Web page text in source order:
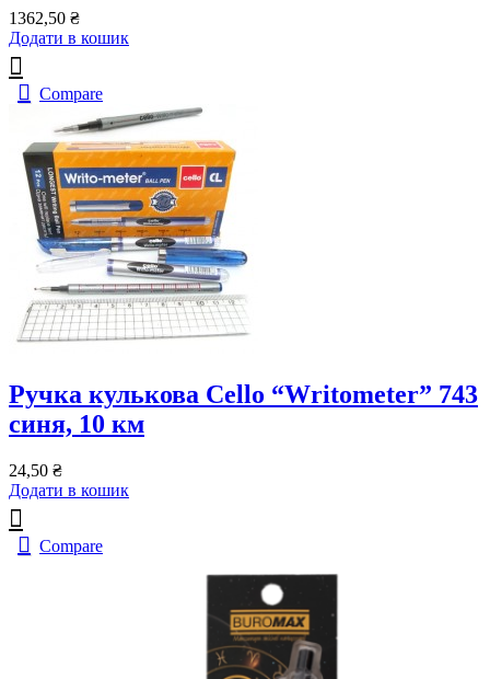
1362,50 ₴
Додати в кошик
Compare
Ручка кулькова Cello “Writometer” 743
синя, 10 км
24,50 ₴
Додати в кошик
Compare